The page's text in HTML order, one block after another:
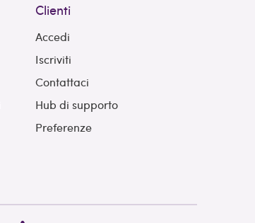
Clienti
Accedi
Iscriviti
Contattaci
Hub di supporto
Preferenze